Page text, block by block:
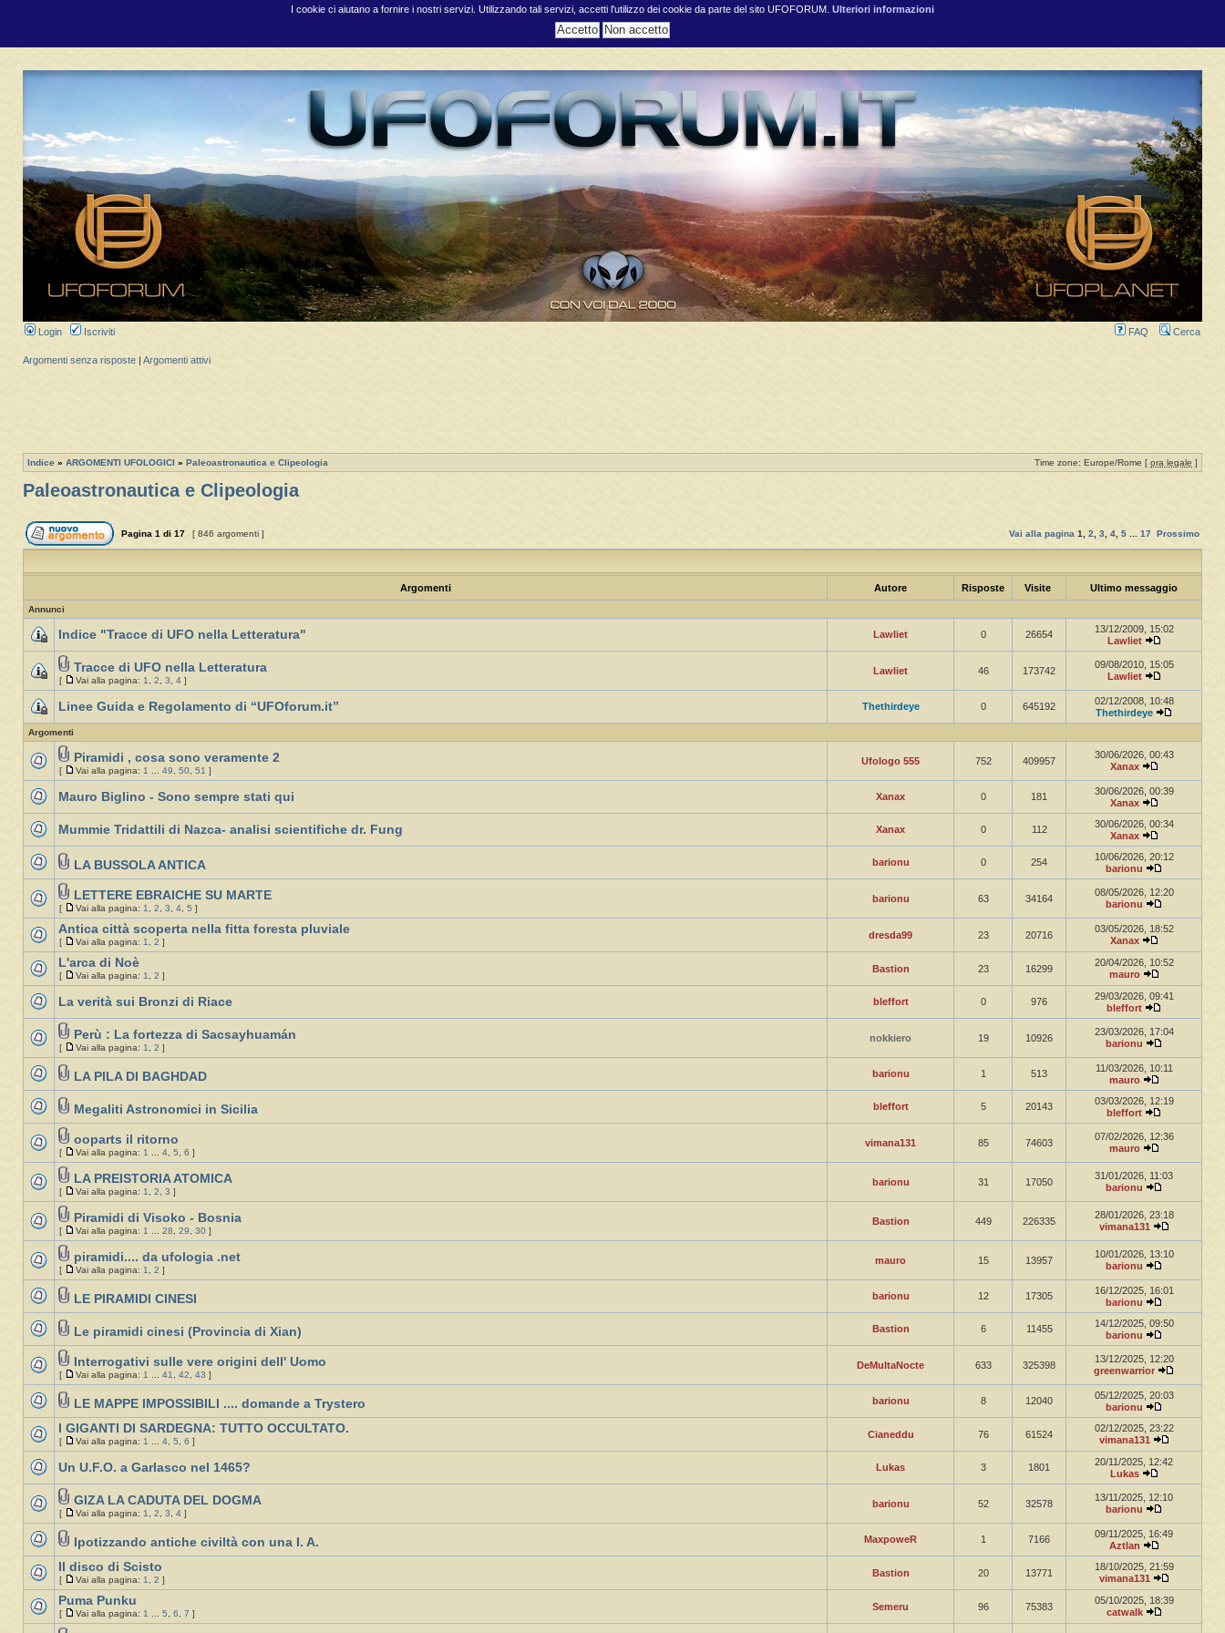
I cookie ci aiutano a fornire i nostri servizi. Utilizzando tali servizi, accetti l'utilizzo dei cookie da parte del sito UFOFORUM. Ulteriori informazioni
Login Iscriviti FAQ Cerca
Argomenti senza risposte Argomenti attivi
Indice » ARGOMENTI UFOLOGICI » Paleoastronautica e Clipeologia Time zone: Europe/Rome [ ora legale ]
Paleoastronautica e Clipeologia
Pagina 1 di 17 [ 846 argomenti ] Vai alla pagina 1, 2, 3, 4, 5 ... 17 Prossimo
Argomenti Autore Risposte Visite Ultimo messaggio
Annunci
Indice "Tracce di UFO nella Letteratura" Lawliet 0 26654
13/12/2009, 15:02
Lawliet
Tracce di UFO nella Letteratura
[ Vai alla pagina: 1, 2, 3, 4 ]
Lawliet 46 173742
09/08/2010, 15:05
Lawliet
Linee Guida e Regolamento di “UFOforum.it” Thethirdeye 0 645192
02/12/2008, 10:48
Thethirdeye
Argomenti
Piramidi , cosa sono veramente 2
[ Vai alla pagina: 1 ... 49, 50, 51 ]
Ufologo 555 752 409957
30/06/2026, 00:43
Xanax
Mauro Biglino - Sono sempre stati qui Xanax 0 181
30/06/2026, 00:39
Xanax
Mummie Tridattili di Nazca- analisi scientifiche dr. Fung Xanax 0 112
30/06/2026, 00:34
Xanax
LA BUSSOLA ANTICA barionu 0 254
10/06/2026, 20:12
barionu
LETTERE EBRAICHE SU MARTE
[ Vai alla pagina: 1, 2, 3, 4, 5 ]
barionu 63 34164
08/05/2026, 12:20
barionu
Antica città scoperta nella fitta foresta pluviale
[ Vai alla pagina: 1, 2 ]
dresda99 23 20716
03/05/2026, 18:52
Xanax
L'arca di Noè
[ Vai alla pagina: 1, 2 ]
Bastion 23 16299
20/04/2026, 10:52
mauro
La verità sui Bronzi di Riace bleffort 0 976
29/03/2026, 09:41
bleffort
Perù : La fortezza di Sacsayhuamán
[ Vai alla pagina: 1, 2 ]
nokkiero 19 10926
23/03/2026, 17:04
barionu
LA PILA DI BAGHDAD barionu 1 513
11/03/2026, 10:11
mauro
Megaliti Astronomici in Sicilia bleffort 5 20143
03/03/2026, 12:19
bleffort
ooparts il ritorno
[ Vai alla pagina: 1 ... 4, 5, 6 ]
vimana131 85 74603
07/02/2026, 12:36
mauro
LA PREISTORIA ATOMICA
[ Vai alla pagina: 1, 2, 3 ]
barionu 31 17050
31/01/2026, 11:03
barionu
Piramidi di Visoko - Bosnia
[ Vai alla pagina: 1 ... 28, 29, 30 ]
Bastion 449 226335
28/01/2026, 23:18
vimana131
piramidi.... da ufologia .net
[ Vai alla pagina: 1, 2 ]
mauro 15 13957
10/01/2026, 13:10
barionu
LE PIRAMIDI CINESI barionu 12 17305
16/12/2025, 16:01
barionu
Le piramidi cinesi (Provincia di Xian) Bastion 6 11455
14/12/2025, 09:50
barionu
Interrogativi sulle vere origini dell' Uomo
[ Vai alla pagina: 1 ... 41, 42, 43 ]
DeMultaNocte 633 325398
13/12/2025, 12:20
greenwarrior
LE MAPPE IMPOSSIBILI .... domande a Trystero barionu 8 12040
05/12/2025, 20:03
barionu
I GIGANTI DI SARDEGNA: TUTTO OCCULTATO.
[ Vai alla pagina: 1 ... 4, 5, 6 ]
Cianeddu 76 61524
02/12/2025, 23:22
vimana131
Un U.F.O. a Garlasco nel 1465? Lukas 3 1801
20/11/2025, 12:42
Lukas
GIZA LA CADUTA DEL DOGMA
[ Vai alla pagina: 1, 2, 3, 4 ]
barionu 52 32578
13/11/2025, 12:10
barionu
Ipotizzando antiche civiltà con una I. A. MaxpoweR 1 7166
09/11/2025, 16:49
Aztlan
Il disco di Scisto
[ Vai alla pagina: 1, 2 ]
Bastion 20 13771
18/10/2025, 21:59
vimana131
Puma Punku
[ Vai alla pagina: 1 ... 5, 6, 7 ]
Semeru 96 75383
05/10/2025, 18:39
catwalk